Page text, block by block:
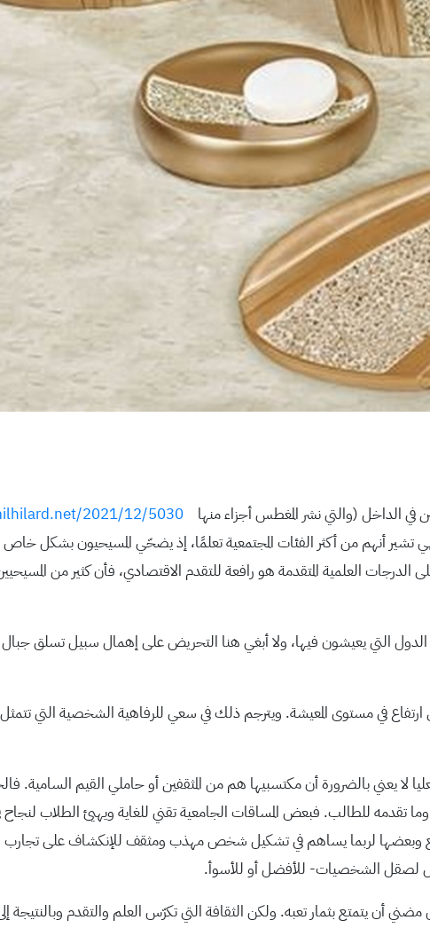
في الداخل (والتي نشر المغطس أجزاء منها 2021/12/5030/
أنهم من أكثر الفئات المجتمعية تعلمًا، إذ يضحّي المسيحيون بشكل خاص
العلمية المتقدمة هو رافعة للتقدم الاقتصادي، فأن كثير من
التي يعيشون فيها، ولا أبغي هنا التحريض على إهمال سبيل تسلق جبال
ارتفاع في مستوى المعيشة. ويترجم ذلك في سعي للرفاهية الشخصية التي تتمثل
لا يعني بالضرورة أن مكتسبيها هم من المثقفين أو حاملي القيم السامية.
تقدمه للطالب. فبعض المساقات الجامعية تقني للغاية ويهيئ الطلاب
وبعضها لربما يساهم في تشكيل شخص مهذب ومثقف للإنكشاف على تجارب
لصقل الشخصيات- للأفضل أو للأسوأ.
يتمتع بثمار تعبه. ولكن الثقافة التي تكرّس العلم والتقدم وبالنتيجة